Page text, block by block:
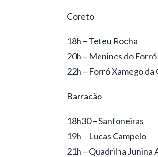
Coreto
18h – Teteu Rocha
20h – Meninos do
22h – Forró Xamego da
Barracão
18h30 – Sanfoneiras
19h – Lucas Campelo
21h – Quadrilha Junina